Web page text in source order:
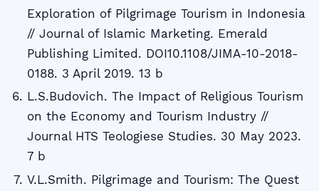
Exploration of Pilgrimage Tourism in Indonesia
// Journal of Islamic Marketing. Emerald
Publishing Limited. DOI10.1108/JIMA-10-2018-
0188. 3 April 2019. 13 b
L.S.Budovich. The Impact of Religious Tourism
on the Economy and Tourism Industry //
Journal HTS Teologiese Studies. 30 May 2023.
7 b
V.L.Smith. Pilgrimage and Tourism: The Quest